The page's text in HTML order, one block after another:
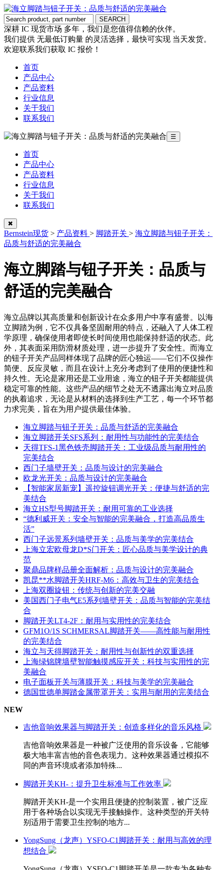
深耕 IC 现货市场 多年，我们是您值得信赖的伙伴。
我们提供 无最低订购量 的灵活选择，最快可实现 当天发货。
欢迎联系我们获取 IC 报价！
首页
产品中心
产品资料
行业信息
关于我们
联系我们
☰
首页
产品中心
产品资料
行业信息
关于我们
联系我们
✖
Bernstein现货 > 产品资料 > 脚踏开关 > 海立脚踏与钮子开关：
品质与舒适的完美融合
海立脚踏与钮子开关：品质与
舒适的完美融合
海立品牌以其高质量和创新设计在众多用户中享有盛誉。以海
立脚踏为例，它不仅具备坚固耐用的特点，还融入了人体工程
学原理，确保使用者即使长时间使用也能保持舒适的状态。此
外，其表面采用防滑材质处理，进一步提升了安全性。而海立
的钮子开关产品同样体现了品牌的匠心独运——它们不仅操作
简便、反应灵敏，而且在设计上充分考虑到了使用的便捷性和
持久性。无论是家用还是工业用途，海立的钮子开关都能提供
稳定可靠的性能。这些产品的细节之处无不透露出海立对品质
的执着追求，无论是从材料的选择到生产工艺，每一个环节都
力求完美，旨在为用户提供最佳体验。
海立脚踏与钮子开关：品质与舒适的完美融合
海立脚踏开关SFS系列：耐用性与功能性的完美结合
天得TFS-1黑色铁壳脚踏开关：工业级品质与耐用性的
完美结合
西门子墙壁开关：品质与设计的完美融合
欧龙光开关：品质与设计的完美融合
【智能家居新宠】遥控旋钮调光开关：便捷与舒适的完
美结合
海立HS型号脚踏开关：耐用可靠的工业选择
“德利威开关：安全与智能的完美融合，打造高品质生
活”
西门子远景系列墙壁开关：品质与美学的完美结合
上海立宏欧母龙D*S门开关：匠心品质与美学设计的典
范
聚鼎品牌样品册全面解析：品质与设计的完美融合
凯昆**水脚踏开关HRF-M6：高效与卫生的完美结合
上海双圈旋钮：传统与创新的完美交融
美国西门子电气E5系列墙壁开关：品质与智能的完美结
合
脚踏开关LT4-2F：耐用与实用性的完美结合
GFM1O/1S SCHMERSAL脚踏开关——高性能与耐用性
的完美结合
海立与天得脚踏开关：耐用性与创新性的双重选择
上海绿锦牌墙壁智能触摸感应开关：科技与实用性的完
美融合
电子面板开关与薄膜开关：科技与美学的完美融合
德国世德单脚踏金属带罩开关：实用与耐用的完美结合
NEW
吉他音响效果器与脚踏开关：创造多样化的音乐风格
吉他音响效果器是一种被广泛使用的音乐设备，它能够
极大地丰富吉他的音色表现力。这种效果器通过模拟不
同的声音环境或者添加特殊...
脚踏开关KH-：提升卫生标准与工作效率
脚踏开关KH-是一个实用且便捷的控制装置，被广泛应
用于各种场合以实现无手接触操作。这种类型的开关特
别适用于需要卫生控制的地方...
YongSung（龙声）YSFO-C1脚踏开关：耐用与高效的理
想结合